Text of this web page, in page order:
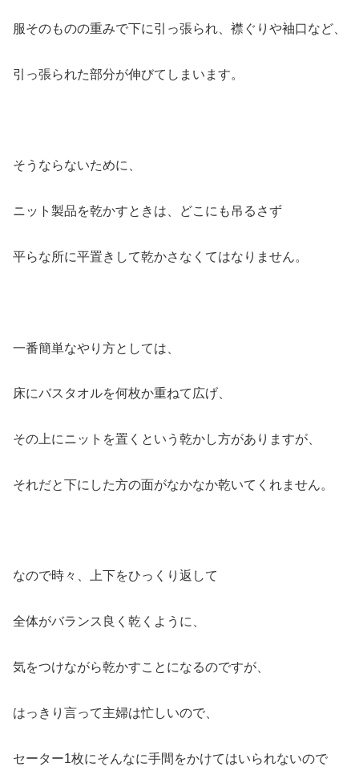
服そのものの重みで下に引っ張られ、襟ぐりや袖口など、
引っ張られた部分が伸びてしまいます。
そうならないために、
ニット製品を乾かすときは、どこにも吊るさず
平らな所に平置き して乾かさなくてはなりません。
一番簡単なやり方としては、
床にバスタオルを何枚か重ねて広げ、
その上にニットを置くという乾かし方がありますが、
それだと下にした方の面がなかなか乾いてくれません。
なので時々、上下をひっくり返して
全体がバランス良く乾くように、
気をつけながら乾かすことになるのですが、
はっきり言って主婦は忙しいので、
セーター1枚にそんなに手間をかけてはいられないので